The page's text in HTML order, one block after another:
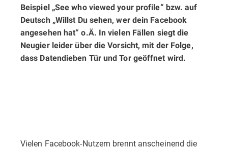
Beispiel „See who viewed your profile“ bzw. auf
Deutsch „Willst Du sehen, wer dein Facebook
angesehen hat“ o.Ä. In vielen Fällen siegt die
Neugier leider über die Vorsicht, mit der Folge,
dass Datendieben Tür und Tor geöffnet wird.
Vielen Facebook-Nutzern brennt anscheinend die